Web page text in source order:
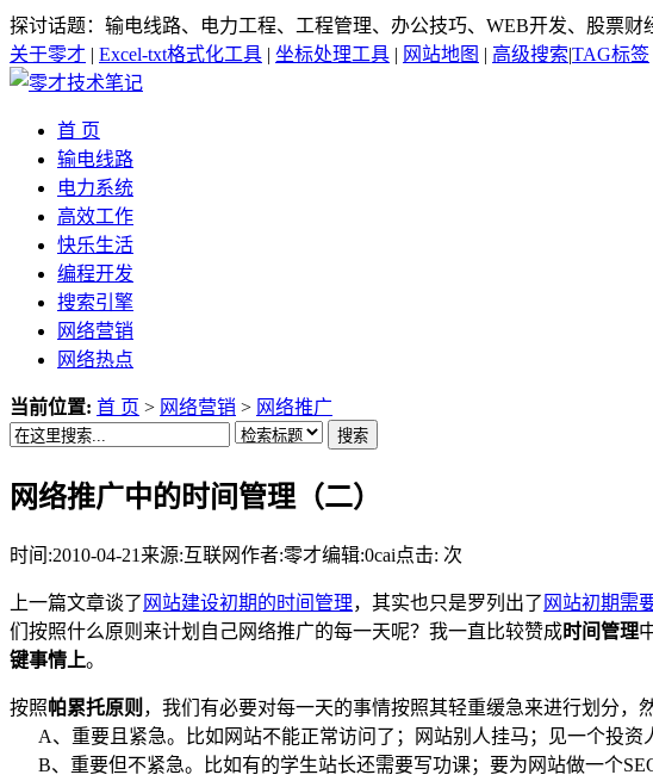
探讨话题：输电线路、电力工程、工程管理、办公技巧、WEB开发、股票财
关于零才 | Excel-txt格式化工具 | 坐标处理工具 | 网站地图 | 高级搜索|TAG标签
首 页
输电线路
电力系统
高效工作
快乐生活
编程开发
搜索引擎
网络营销
网络热点
当前位置: 首 页 > 网络营销 > 网络推广
搜索
网络推广中的时间管理（二）
时间:2010-04-21 来源:互联网作者:零才编辑:0cai点击: 次
上一篇文章谈了 网站建设初期的时间管理，其实也只是罗列出了 网站初期需
们按照什么原则来计划自己网络推广的每一天呢？我一直比较赞成时间管理
键事情上。
按照帕累托原则 ，我们有必要对每一天的事情按照其轻重缓急来进行划分，
A、重要且紧急。比如网站不能正常访问了；网站别人挂马；见一个投资
B、重要但不紧急。比如有的学生站长还需要写功课；要为网站做一个